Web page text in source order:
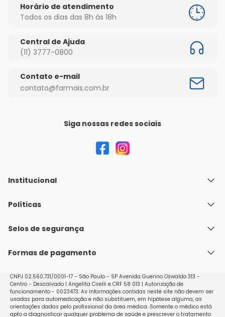
Horário de atendimento
Todos os dias das 8h às 18h
Central de Ajuda
(11) 3777-0800
Contato e-mail
contato@farmais.com.br
Siga nossas redes sociais
Institucional
Quem Somos
Nossas lojas
Políticas
Política de Envio
Políticas de Trocas e Devoluções
Selos de segurança
Formas de pagamento
CNPJ 02.560.731/0001-17 - São Paulo - SP Avenida Guerino Oswaldo 313 -
Centro - Descalvado | Angelita Cirelli e CRF 58 013 | Autorização de
funcionamento - 0023473. As informações contidas neste site não devem ser
usadas para automedicação e não substituem, em hipótese alguma, as
orientações dadas pelo profissional da área médica. Somente o médico está
apto a diagnosticar qualquer problema de saúde e prescrever o tratamento